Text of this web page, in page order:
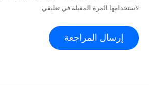
لاستخدامها المرة المقبلة في تعليقي.